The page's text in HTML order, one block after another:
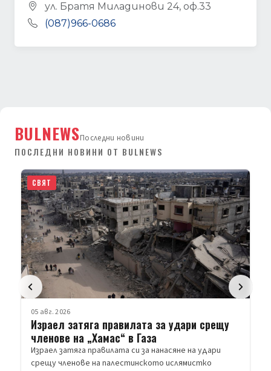
ул. Братя Миладинови 24, оф.33
(087)966-0686
BULNEWSПоследни новини
ПОСЛЕДНИ НОВИНИ ОТ BULNEWS
СВЯТ
05 авг. 2026
Израел затяга правилата за удари срещу
членове на „Хамас“ в Газа
Израел затяга правилата си за нанасяне на удари
срещу членове на палестинското ислямистко